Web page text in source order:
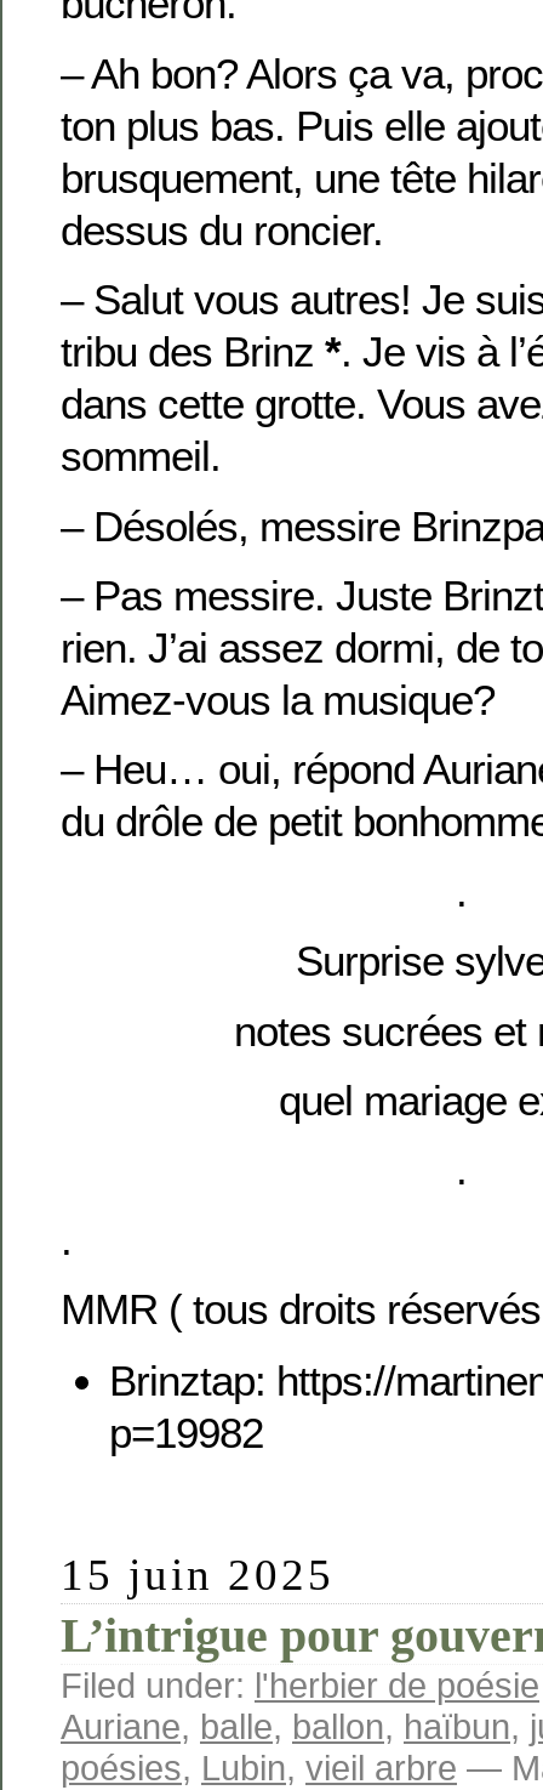
– Ah bon? Alors ça va,
ton plus bas. Puis elle
brusquement, une tête
dessus du roncier.
– Salut vous autres! Je
tribu des Brinz *. Je vis à
dans cette grotte. Vous
sommeil.
– Désolés, messire
– Pas messire. Juste
rien. J’ai assez dormi, de
Aimez-vous la musique?
– Heu… oui, répond
du drôle de petit
.
Surprise
notes sucrées et
quel mariage
.
.
MMR ( tous droits réservés
Brinztap: https://
p=19982
15 juin 2025
L’intrigue pour
Filed under: l'herbier de poésie
Auriane, balle, ballon, haïbun,
poésies, Lubin, vieil arbre —